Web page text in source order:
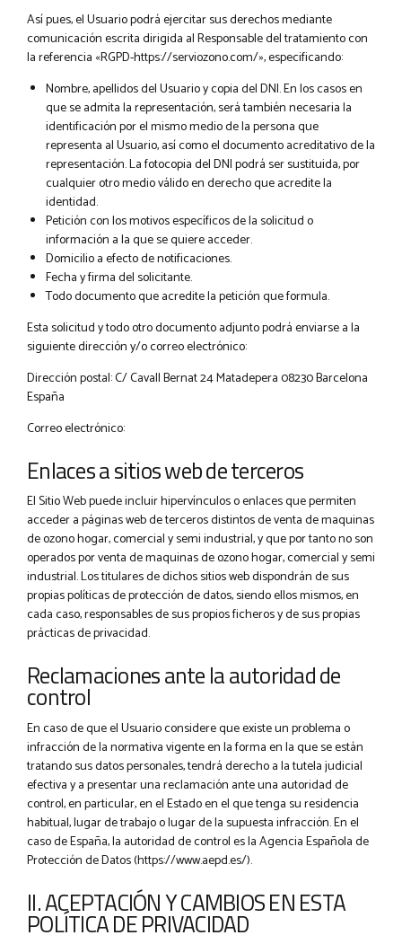
Así pues, el Usuario podrá ejercitar sus derechos mediante
comunicación escrita dirigida al Responsable del tratamiento con
la referencia «RGPD-https://serviozono.com/», especificando:
Nombre, apellidos del Usuario y copia del DNI. En los casos en
que se admita la representación, será también necesaria la
identificación por el mismo medio de la persona que
representa al Usuario, así como el documento acreditativo de la
representación. La fotocopia del DNI podrá ser sustituida, por
cualquier otro medio válido en derecho que acredite la
identidad.
Petición con los motivos específicos de la solicitud o
información a la que se quiere acceder.
Domicilio a efecto de notificaciones.
Fecha y firma del solicitante.
Todo documento que acredite la petición que formula.
Esta solicitud y todo otro documento adjunto podrá enviarse a la
siguiente dirección y/o correo electrónico:
Dirección postal: C/ Cavall Bernat 24 Matadepera 08230 Barcelona
España
Correo electrónico:
Enlaces a sitios web de terceros
El Sitio Web puede incluir hipervínculos o enlaces que permiten
acceder a páginas web de terceros distintos de venta de maquinas
de ozono hogar, comercial y semi industrial, y que por tanto no son
operados por venta de maquinas de ozono hogar, comercial y semi
industrial. Los titulares de dichos sitios web dispondrán de sus
propias políticas de protección de datos, siendo ellos mismos, en
cada caso, responsables de sus propios ficheros y de sus propias
prácticas de privacidad.
Reclamaciones ante la autoridad de
control
En caso de que el Usuario considere que existe un problema o
infracción de la normativa vigente en la forma en la que se están
tratando sus datos personales, tendrá derecho a la tutela judicial
efectiva y a presentar una reclamación ante una autoridad de
control, en particular, en el Estado en el que tenga su residencia
habitual, lugar de trabajo o lugar de la supuesta infracción. En el
caso de España, la autoridad de control es la Agencia Española de
Protección de Datos (https://www.aepd.es/).
II. ACEPTACIÓN Y CAMBIOS EN ESTA
POLÍTICA DE PRIVACIDAD